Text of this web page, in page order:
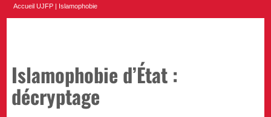
Accueil UJFP Islamophobie
Islamophobie d’État :
décryptage